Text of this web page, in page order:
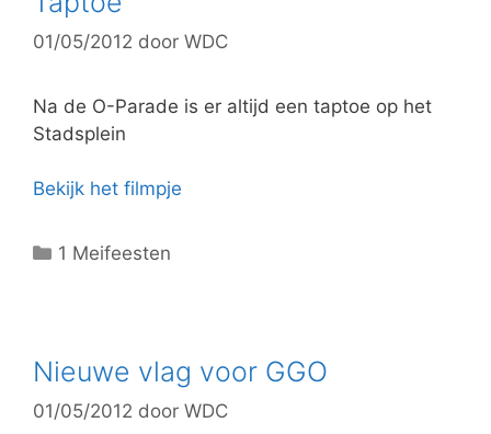
o
r
e
ë
01/05/2012 door WDC
Na de O-Parade is er altijd een taptoe op het
Stadsplein
Bekijk het filmpje
C
g
r
1 Meifeesten
Nieuwe vlag voor GGO
01/05/2012 door WDC